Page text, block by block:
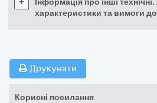
+
Інформація про інші технічні,
характеристики та вимоги
Друкувати
Корисні посилання